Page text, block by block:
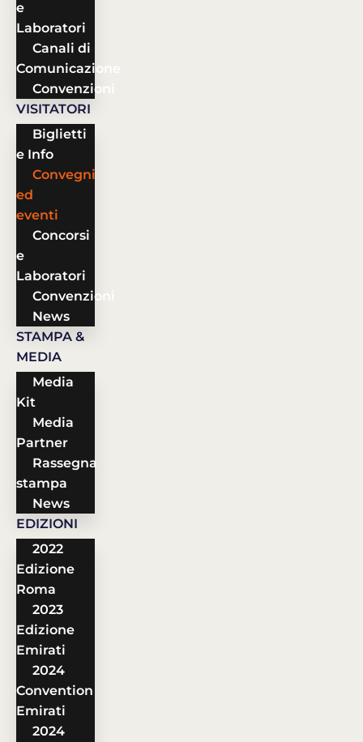
e
Laboratori
Canali di
Comunicazione
Convenzioni
VISITATORI
Biglietti
e Info
Convegni
ed
eventi
Concorsi
e
Laboratori
Convenzioni
News
STAMPA &
MEDIA
Media
Kit
Media
Partner
Rassegna
stampa
News
EDIZIONI
2022
Edizione
Roma
2023
Edizione
Emirati
2024
Convention
Emirati
2024